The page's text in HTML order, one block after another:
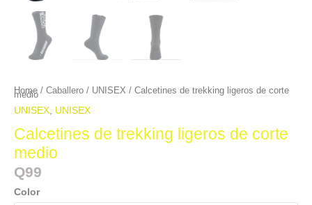
Home / Caballero / UNISEX / Calcetines de trekking ligeros de corte
medio
UNISEX, UNISEX
Calcetines de trekking ligeros de corte
medio
Q99
Color